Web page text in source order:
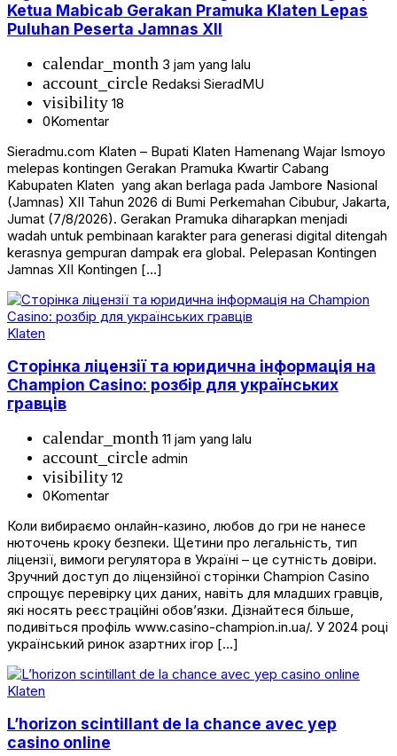
Ketua Mabicab Gerakan Pramuka Klaten Lepas
Puluhan Peserta Jamnas XII
calendar_month 3 jam yang lalu
account_circle Redaksi SieradMU
visibility 18
0Komentar
Sieradmu.com Klaten – Bupati Klaten Hamenang Wajar Ismoyo
melepas kontingen Gerakan Pramuka Kwartir Cabang
Kabupaten Klaten yang akan berlaga pada Jambore Nasional
(Jamnas) XII Tahun 2026 di Bumi Perkemahan Cibubur, Jakarta,
Jumat (7/8/2026). Gerakan Pramuka diharapkan menjadi
wadah untuk pembinaan karakter para generasi digital ditengah
kerasnya gempuran dampak era global. Pelepasan Kontingen
Jamnas XII Kontingen […]
Klaten
Сторінка ліцензії та юридична інформація на
Champion Casino: розбір для українських
гравців
calendar_month 11 jam yang lalu
account_circle admin
visibility 12
0Komentar
Коли вибираємо онлайн-казино, любов до гри не нанесе
нюточень кроку безпеки. Щетини про легальність, тип
ліцензії, вимоги регулятора в Україні – це сутність довіри.
Зручний доступ до ліцензійної сторінки Champion Casino
спрощує перевірку цих даних, навіть для младших гравців,
які носять реєстраційні обов’язки. Дізнайтеся більше,
подивіться профіль www.casino-champion.in.ua/. У 2024 році
український ринок азартних ігор […]
Klaten
L’horizon scintillant de la chance avec yep
casino online